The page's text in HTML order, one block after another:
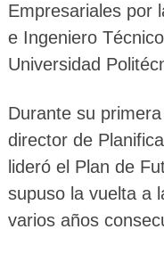
Empresariales por
e Ingeniero
Universidad
Durante su
director de
lideró el Plan de
supuso la vuelta a
varios años